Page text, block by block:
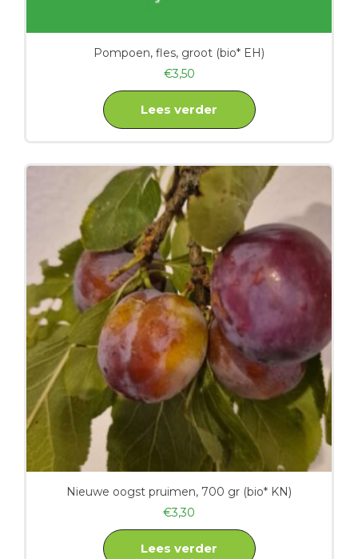
Pompoen, fles, groot (bio* EH)
€3,50
Lees verder
Nieuwe oogst pruimen, 700 gr (bio* KN)
€3,30
Lees verder